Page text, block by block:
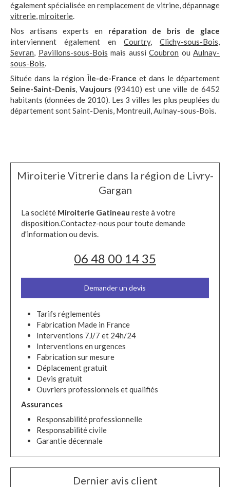
également spécialisée en remplacement de vitrine,dépannage
vitrerie,miroiterie.
Nos artisans experts en réparation de bris de glace
interviennent également en Courtry, Clichy-sous-Bois,
Sevran, Pavillons-sous-Bois mais aussi Coubron ou Aulnay-
sous-Bois.
Située dans la régionÎle-de-France et dans le département
Seine-Saint-Denis,Vaujours (93410) est une ville de 6452
habitants (données de 2010). Les 3 villes les plus peuplées du
département sont Saint-Denis, Montreuil, Aulnay-sous-Bois.
Miroiterie Vitrerie dans la région de Livry-
Gargan
La société Miroiterie Gatineau reste à votre
disposition.Contactez-nous pour toute demande
d'information ou devis.
06 48 00 14 35
Demander un devis
Tarifs réglementés
Fabrication Made in France
Interventions 7J/7 et 24h/24
Interventions en urgences
Fabrication sur mesure
Déplacement gratuit
Devis gratuit
Ouvriers professionnels et qualifiés
Assurances
Responsabilité professionnelle
Responsabilité civile
Garantie décennale
Dernier avis client